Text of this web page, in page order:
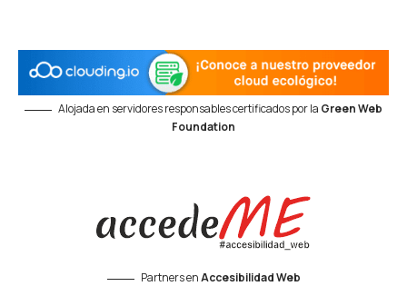
Alojada en servidores responsables certificados por la Green Web
Foundation
Partners enAccesibilidad Web